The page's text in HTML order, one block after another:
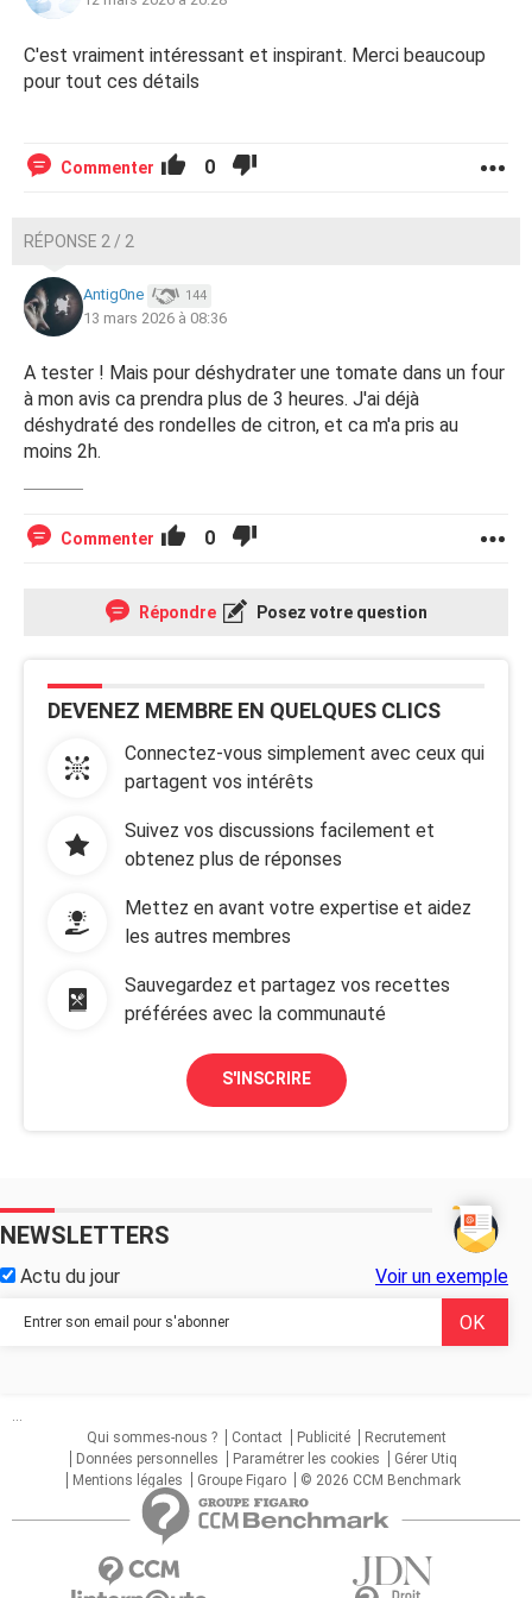
C'est vraiment intéressant et inspirant. Merci beaucoup
pour tout ces détails
Commenter 0
RÉPONSE 2 / 2
Antig0ne 144
13 mars 2026 à 08:36
A tester ! Mais pour déshydrater une tomate dans un four
à mon avis ca prendra plus de 3 heures. J'ai déjà
déshydraté des rondelles de citron, et ca m'a pris au
moins 2h.
Commenter 0
Répondre Posez votre question
DEVENEZ MEMBRE EN QUELQUES CLICS
Connectez-vous simplement avec ceux qui
partagent vos intérêts
Suivez vos discussions facilement et
obtenez plus de réponses
Mettez en avant votre expertise et aidez
les autres membres
Sauvegardez et partagez vos recettes
préférées avec la communauté
S'INSCRIRE
NEWSLETTERS
Actu du jour Voir un exemple
...
Qui sommes-nous ?
Contact Publicité
Recrutement
Données personnelles
Paramétrer les cookies
Gérer Utiq
Mentions légales
Groupe Figaro © 2026 CCM Benchmark